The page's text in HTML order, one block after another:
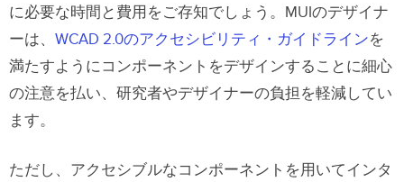
に必要な時間と費用をご存知でしょう。MUIのデザイナ
ーは、 WCAD 2.0のアクセシビリティ・ガイドラインを
満たすようにコンポーネントをデザインすることに細心
の注意を払い、研究者やデザイナーの負担を軽減してい
ます。
ただし、アクセシブルなコンポーネントを用いてインタ